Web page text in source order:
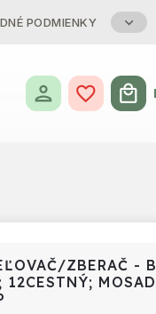
PODMIENKY
ZBERAČ -